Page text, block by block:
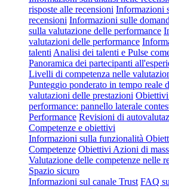
risposte alle recensioni Informazioni
recensioni Informazioni sulle
sulla valutazione delle performance
valutazioni delle performance
talenti Analisi dei talenti e Pulse
Panoramica dei partecipanti
Livelli di competenza nelle
Punteggio ponderato in tempo reale
valutazioni delle prestazioni
performance: pannello laterale
Performance Revisioni di
Competenze e obiettivi
Informazioni sulla funzionalità
Competenze Obiettivi Azioni di
Valutazione delle competenze nelle
Spazio sicuro
Informazioni sul canale Trust FAQ